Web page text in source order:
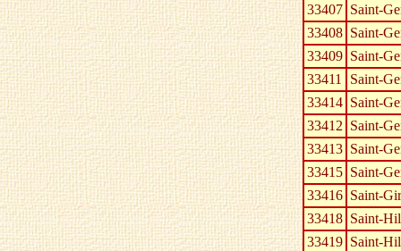
33407 Saint-
33408 Saint-
33409 Saint-
33411
Saint-
33414 Saint-
33412 Saint-
33413 Saint-
33415 Saint-
33416 Saint-
33418 Saint-
33419 Saint-